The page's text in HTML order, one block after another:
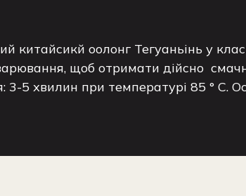
китайсикй оолонг Тегуаньінь у
щоб отримати дійсно
3-5 хвилин при температурі 85 ° C.